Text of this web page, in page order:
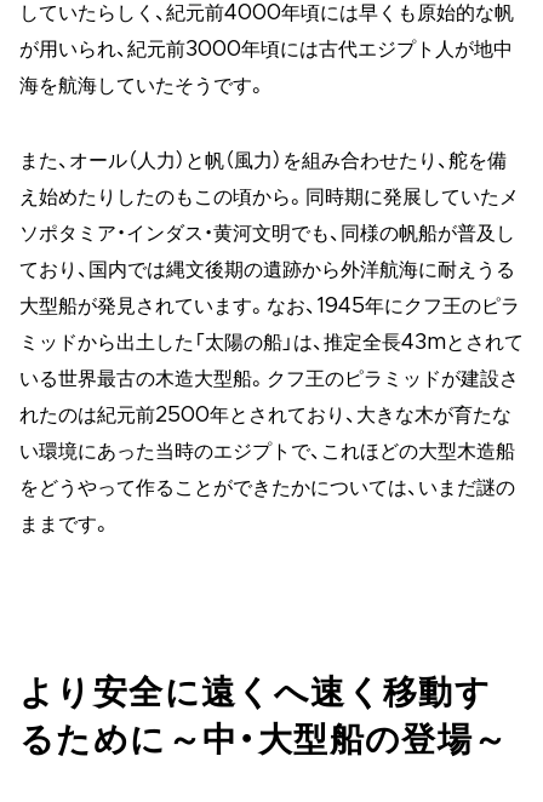
していたらしく、紀元前4000年頃には早くも原始的な帆
が用いられ、紀元前3000年頃には古代エジプト人が地中
海を航海していたそうです。
また、オール（人力）と帆（風力）を組み合わせたり、舵を備
え始めたりしたのもこの頃から。同時期に発展していたメ
ソポタミア・インダス・黄河文明でも、同様の帆船が普及し
ており、国内では縄文後期の遺跡から外洋航海に耐えうる
大型船が発見されています。なお、1945年にクフ王のピラ
ミッドから出土した「太陽の船」は、推定全長43mとされて
いる世界最古の木造大型船。クフ王のピラミッドが建設さ
れたのは紀元前2500年とされており、大きな木が育たな
い環境にあった当時のエジプトで、これほどの大型木造船
をどうやって作ることができたかについては、いまだ謎の
ままです。
より安全に遠くへ速く移動す
るために～中・大型船の登場～